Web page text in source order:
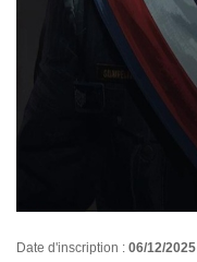
Date d'inscription : 06/12/2025